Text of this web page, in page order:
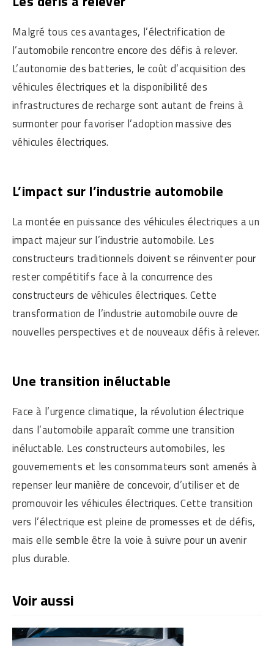
Malgré tous ces avantages, l’électrification de
l’automobile rencontre encore des défis à relever.
L’autonomie des batteries, le coût d’acquisition des
véhicules électriques et la disponibilité des
infrastructures de recharge sont autant de freins à
surmonter pour favoriser l’adoption massive des
véhicules électriques.
L’impact sur l’industrie automobile
La montée en puissance des véhicules électriques a un
impact majeur sur l’industrie automobile. Les
constructeurs traditionnels doivent se réinventer pour
rester compétitifs face à la concurrence des
constructeurs de véhicules électriques. Cette
transformation de l’industrie automobile ouvre de
nouvelles perspectives et de nouveaux défis à relever.
Une transition inéluctable
Face à l’urgence climatique, la révolution électrique
dans l’automobile apparaît comme une transition
inéluctable. Les constructeurs automobiles, les
gouvernements et les consommateurs sont amenés à
repenser leur manière de concevoir, d’utiliser et de
promouvoir les véhicules électriques. Cette transition
vers l’électrique est pleine de promesses et de défis,
mais elle semble être la voie à suivre pour un avenir
plus durable.
Voir aussi